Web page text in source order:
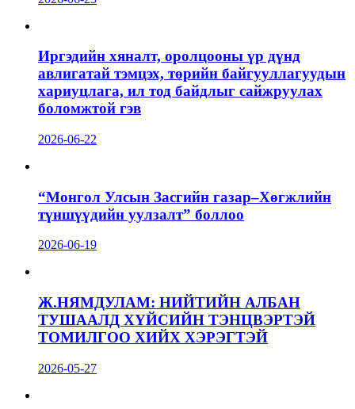
Иргэдийн хяналт, оролцооны үр дүнд
авлигатай тэмцэх, төрийн байгууллагуудын
хариуцлага, ил тод байдлыг сайжруулах
боломжтой гэв
2026-06-22
“Монгол Улсын Засгийн газар–Хөгжлийн
түншүүдийн уулзалт” боллоо
2026-06-19
Ж.НЯМДУЛАМ: НИЙТИЙН АЛБАН
ТУШААЛД ХҮЙСИЙН ТЭНЦВЭРТЭЙ
ТОМИЛГОО ХИЙХ ХЭРЭГТЭЙ
2026-05-27